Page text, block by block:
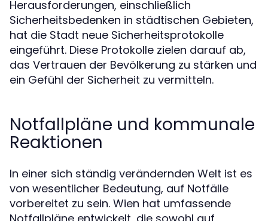
Herausforderungen, einschließlich
Sicherheitsbedenken in städtischen Gebieten,
hat die Stadt neue Sicherheitsprotokolle
eingeführt. Diese Protokolle zielen darauf ab,
das Vertrauen der Bevölkerung zu stärken und
ein Gefühl der Sicherheit zu vermitteln.
Notfallpläne und kommunale
Reaktionen
In einer sich ständig verändernden Welt ist es
von wesentlicher Bedeutung, auf Notfälle
vorbereitet zu sein. Wien hat umfassende